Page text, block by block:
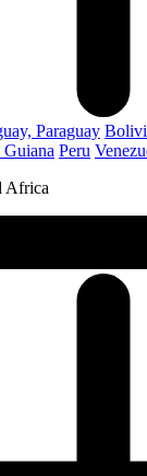
Paraguay
Guiana Peru
Africa